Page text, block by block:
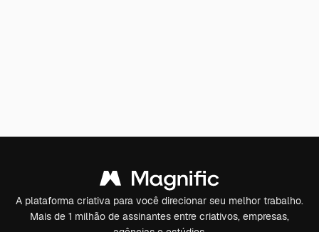
A plataforma criativa para você direcionar seu melhor trabalho.
Mais de 1 milhão de assinantes entre criativos, empresas,